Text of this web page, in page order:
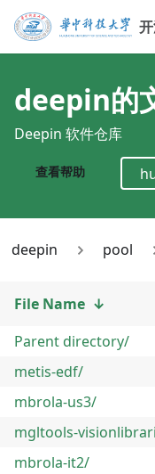
deepin的
Deepin 软件仓库
查看帮助
deepin pool
File Name ↓
Parent directory/
metis-edf/
mbrola-us3/
mgltools-
mbrola-it2/